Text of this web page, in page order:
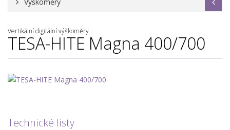
Vertikální digitální výškoměry
TESA-HITE Magna 400/700
Technické listy